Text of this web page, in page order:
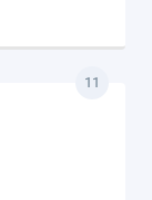
11